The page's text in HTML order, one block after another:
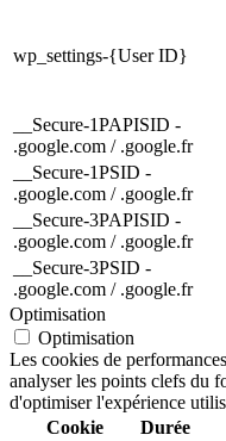
wp_settings-{User ID}
__Secure-1PAPISID -
.google.com / .google.fr
__Secure-1PSID -
.google.com / .google.fr
__Secure-3PAPISID -
.google.com / .google.fr
__Secure-3PSID -
.google.com / .google.fr
Optimisation
Optimisation
Les cookies de
analyser les points clefs du
d'optimiser l'expérience
Cookie
Durée